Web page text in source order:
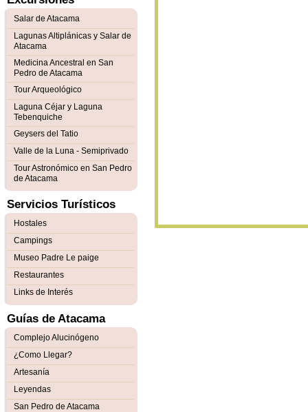
Salar de Atacama
Lagunas Altiplánicas y Salar de
Atacama
Medicina Ancestral en San
Pedro de Atacama
Tour Arqueológico
Laguna Céjar y Laguna
Tebenquiche
Geysers del Tatio
Valle de la Luna - Semiprivado
Tour Astronómico en San Pedro
de Atacama
Servicios Turísticos
Hostales
Campings
Museo Padre Le paige
Restaurantes
Links de Interés
Guías de Atacama
Complejo Alucinógeno
¿Como Llegar?
Artesanía
Leyendas
San Pedro de Atacama